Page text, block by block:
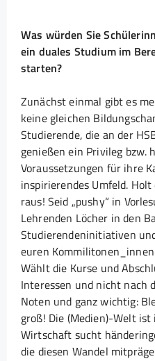
Was würden Sie
ein duales Studium im
starten?
Zunächst einmal gibt es
keine gleichen
Studierende, die an der
genießen ein Privileg bzw.
Voraussetzungen für ihre
inspirierendes Umfeld.
raus! Seid „pushy“ in
Lehrenden Löcher in den
Studierendeninitiativen
euren
Wählt die Kurse und
Interessen und nicht nach
Noten und ganz wichtig:
groß! Die (Medien)-Welt
Wirtschaft sucht
die diesen Wandel